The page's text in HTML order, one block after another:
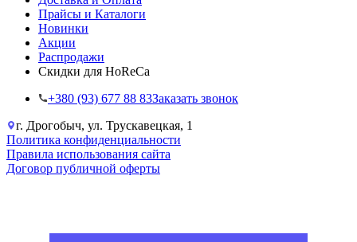
Прайсы и Каталоги
Новинки
Акции
Распродажи
Скидки для HoReCa
+38‎0 (93) 677 88 83Заказать звонок
г. Дрогобыч, ул. Трускавецкая, 1
Политика конфиденциальности
Правила использования сайта
Договор публичной оферты